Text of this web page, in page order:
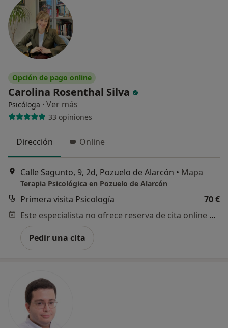
Opción de pago online
Carolina Rosenthal Silva
Psicóloga · Ver más
33 opiniones
Dirección Online
Calle Sagunto, 9, 2d, Pozuelo de Alarcón • Mapa
Terapia Psicológica en Pozuelo de Alarcón
Primera visita Psicología
70 €
Este especialista no ofrece reserva de cita online en esta dirección.
Pedir una cita